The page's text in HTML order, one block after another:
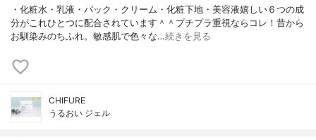
・化粧水・乳液・パック・クリーム・化粧下地・美容液嬉しい６つの成
分がこれひとつに配合されています＾＾プチプラ重視ならコレ！昔から
お馴染みのちふれ。敏感肌で色々な…続きを見る
CHIFURE
うるおい ジェル